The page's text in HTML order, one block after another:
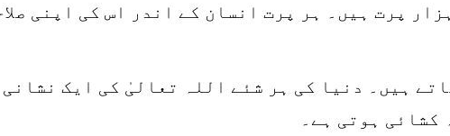
پرت ہیں۔ ہر پرت انسان کے اندر اس کی اپنی
ہیں۔ دنیا کی ہر شئے اللہ تعالیٰ کی ایک
کشائی ہوتی ہے۔